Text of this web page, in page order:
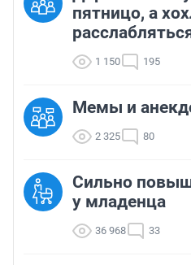
пятницо, а
1 150 195
Мемы и
2 325 80
Сильно
у младенца
36 968 33